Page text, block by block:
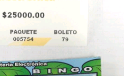
de los sorteos locales (
Pega 3 Pega 4 ) se les informará